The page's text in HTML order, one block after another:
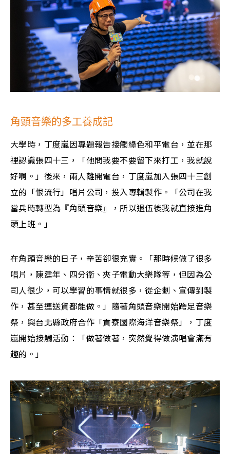
角頭音樂的多工養成記
大學時，丁度嵐因專題報告接觸綠色和平電台，並在那
裡認識張四十三，「他問我要不要留下來打工，我就說
好啊。」後來，兩人離開電台，丁度嵐加入張四十三創
立的「恨流行」唱片公司，投入專輯製作。「公司在我
當兵時轉型為『角頭音樂』，所以退伍後我就直接進角
頭上班。」
在角頭音樂的日子，辛苦卻很充實。「那時候做了很多
唱片，陳建年、四分衛、夾子電動大樂隊等，但因為公
司人很少，可以學習的事情就很多，從企劃、宣傳到製
作，甚至連送貨都能做。」隨著角頭音樂開始跨足音樂
祭，與台北縣政府合作「貢寮國際海洋音樂祭」，丁度
嵐開始接觸活動：「做著做著，突然覺得做演唱會滿有
趣的。」